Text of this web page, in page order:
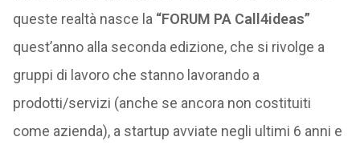
queste realtà nasce la “FORUM PA Call4ideas”
quest’anno alla seconda edizione, che si rivolge a
gruppi di lavoro che stanno lavorando a
prodotti/servizi (anche se ancora non costituiti
come azienda), a startup avviate negli ultimi 6 anni e